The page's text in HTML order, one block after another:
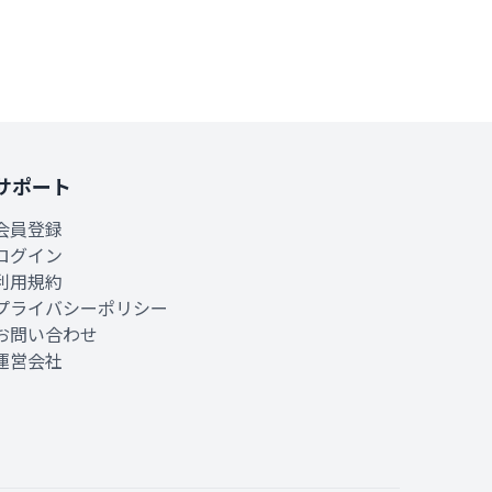
ポート
員登録
グイン
用規約
ライバシーポリシー
問い合わせ
営会社